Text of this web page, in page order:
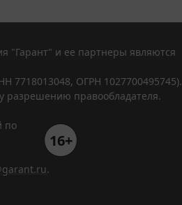
"Гарант" и ее партнеры являются
7718013048, ОГРН 1027700495745).
разрешению правообладателя.
по
16+
.